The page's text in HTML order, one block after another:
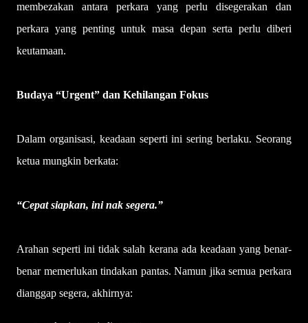
membezakan antara perkara yang perlu disegerakan dan
perkara yang penting untuk masa depan serta perlu diberi
keutamaan.
Budaya “Urgent” dan Kehilangan Fokus
Dalam organisasi, keadaan seperti ini sering berlaku. Seorang
ketua mungkin berkata:
“Cepat siapkan, ini nak segera.”
Arahan seperti ini tidak salah kerana ada keadaan yang benar-
benar memerlukan tindakan pantas. Namun jika semua perkara
dianggap segera, akhirnya: